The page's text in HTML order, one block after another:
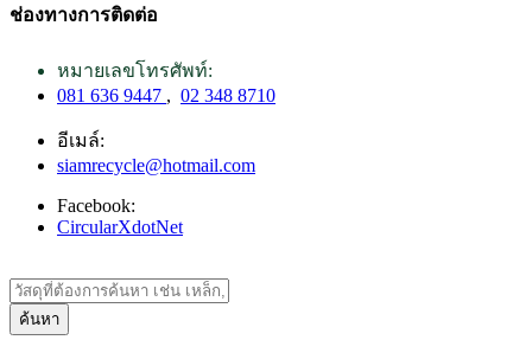
ช่องทางการติดต่อ
หมายเลขโทรศัพท์:
081 636 9447 , 02 348 8710
อีเมล์:
siamrecycle@hotmail.com
Facebook:
CircularXdotNet
ค้นหา